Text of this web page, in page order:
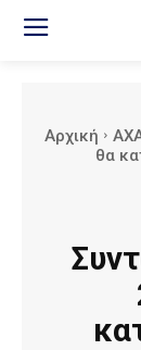
Αρχική
θα